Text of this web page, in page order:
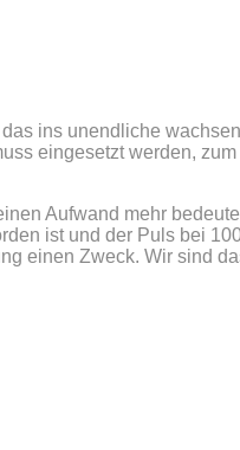
ins unendliche
eingesetzt werden,
Aufwand mehr
ist und der Puls bei
einen Zweck. Wir sind